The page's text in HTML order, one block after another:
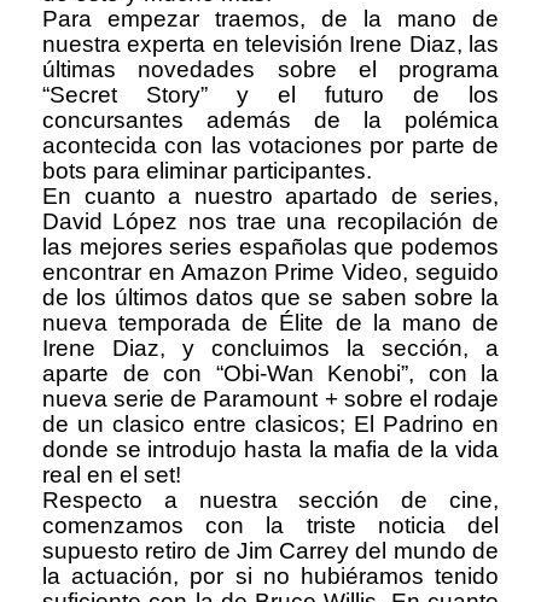
Para empezar traemos, de la mano de
nuestra experta en televisión Irene Diaz, las
últimas novedades sobre el programa
“Secret Story” y el futuro de los
concursantes además de la polémica
acontecida con las votaciones por parte de
bots para eliminar participantes.
En cuanto a nuestro apartado de series,
David López nos trae una recopilación de
las mejores series españolas que podemos
encontrar en Amazon Prime Video, seguido
de los últimos datos que se saben sobre la
nueva temporada de Élite de la mano de
Irene Diaz, y concluimos la sección, a
aparte de con “Obi-Wan Kenobi”, con la
nueva serie de Paramount + sobre el rodaje
de un clasico entre clasicos; El Padrino en
donde se introdujo hasta la mafia de la vida
real en el set!
Respecto a nuestra sección de cine,
comenzamos con la triste noticia del
supuesto retiro de Jim Carrey del mundo de
la actuación, por si no hubiéramos tenido